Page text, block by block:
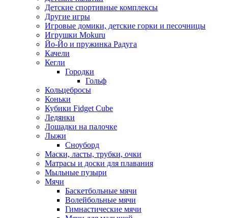
Детские спортивные комплексы
Другие игры
Игровые домики, детские горки и песочницы
Игрушки Mokuru
Йо-Йо и пружинка Радуга
Качели
Кегли
Городки
Гольф
Кольцебросы
Коньки
Кубики Fidget Cube
Ледянки
Лошадки на палочке
Лыжи
Сноуборд
Маски, ласты, трубки, очки
Матрасы и доски для плавания
Мыльные пузыри
Мячи
Баскетбольные мячи
Волейбольные мячи
Гимнастические мячи